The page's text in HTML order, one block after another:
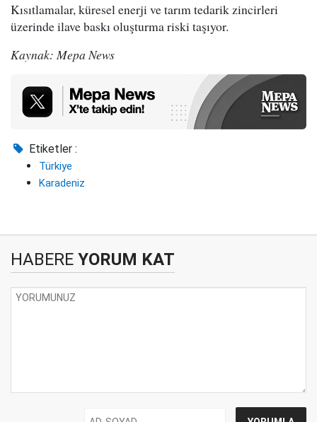
Kısıtlamalar, küresel enerji ve tarım tedarik zincirleri
üzerinde ilave baskı oluşturma riski taşıyor.
Kaynak: Mepa News
Etiketler :
Türkiye
Karadeniz
HABERE YORUM KAT